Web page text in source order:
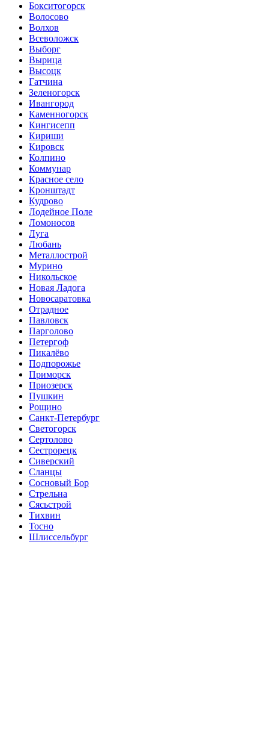
Бокситогорск
Волосово
Волхов
Всеволожск
Выборг
Вырица
Высоцк
Гатчина
Зеленогорск
Ивангород
Каменногорск
Кингисепп
Кириши
Кировск
Колпино
Коммунар
Красное село
Кронштадт
Кудрово
Лодейное Поле
Ломоносов
Луга
Любань
Металлострой
Мурино
Никольское
Новая Ладога
Новосаратовка
Отрадное
Павловск
Парголово
Петергоф
Пикалёво
Подпорожье
Приморск
Приозерск
Пушкин
Рощино
Санкт-Петербург
Светогорск
Сертолово
Сестрорецк
Сиверский
Сланцы
Сосновый Бор
Стрельна
Сясьстрой
Тихвин
Тосно
Шлиссельбург